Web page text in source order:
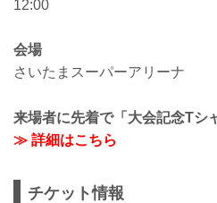
12:00
会場
さいたまスーパーアリーナ
来場者に先着で「大会記念Tシ
≫ 詳細はこちら
チケット情報